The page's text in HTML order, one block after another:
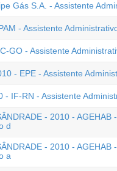
Gás S.A. - Assistente
- Assistente
GO - Assistente
- EPE - Assistente
- IF-RN - Assistente
- 2010 - AGEHAB
d
- 2010 - AGEHAB
a